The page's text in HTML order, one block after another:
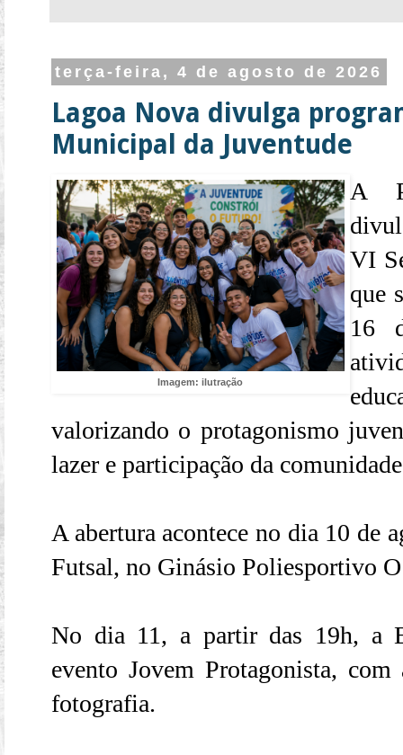
terça-feira, 4 de agosto de 2026
Lagoa Nova divulga
Municipal da Juventude
Imagem: ilutração
A
VI
que
16
valorizando o protagonismo
lazer e participação da
A abertura acontece no dia 10 de
Futsal, no Ginásio Poliesportivo
No dia 11, a partir das 19h, a
evento Jovem Protagonista,
fotografia.